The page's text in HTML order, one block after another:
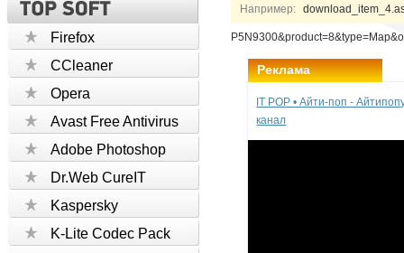
Например:
Firefox
CCleaner
Opera
Avast Free Antivirus
Adobe Photoshop
Dr.Web CureIT
Kaspersky
K-Lite Codec Pack
Реклама
IT POP • Айти-поп -
канал